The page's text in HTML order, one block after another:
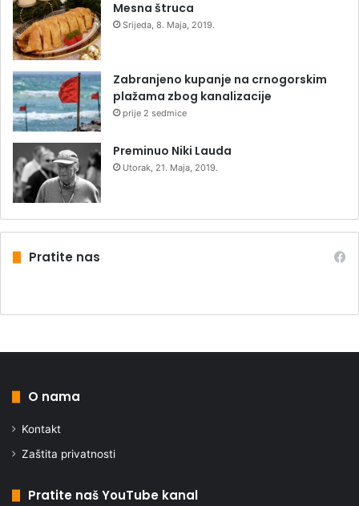
Mesna štruca
Srijeda, 8. Maja, 2019.
Zabranjeno kupanje na crnogorskim
plažama zbog kanalizacije
prije 2 sedmice
Preminuo Niki Lauda
Utorak, 21. Maja, 2019.
Pratite nas
O nama
Kontakt
Zaštita privatnosti
Pratite naš YouTube kanal